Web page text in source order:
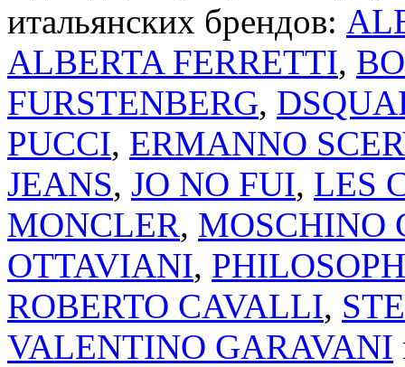
итальянских брендов:
ALBERTA FERRETTI,
FURSTENBERG,
PUCCI, ERMANNO
JEANS, JO NO FUI, LES
MONCLER, MOSCHINO
OTTAVIANI,
ROBERTO CAVALLI,
VALENTINO GARAVANI